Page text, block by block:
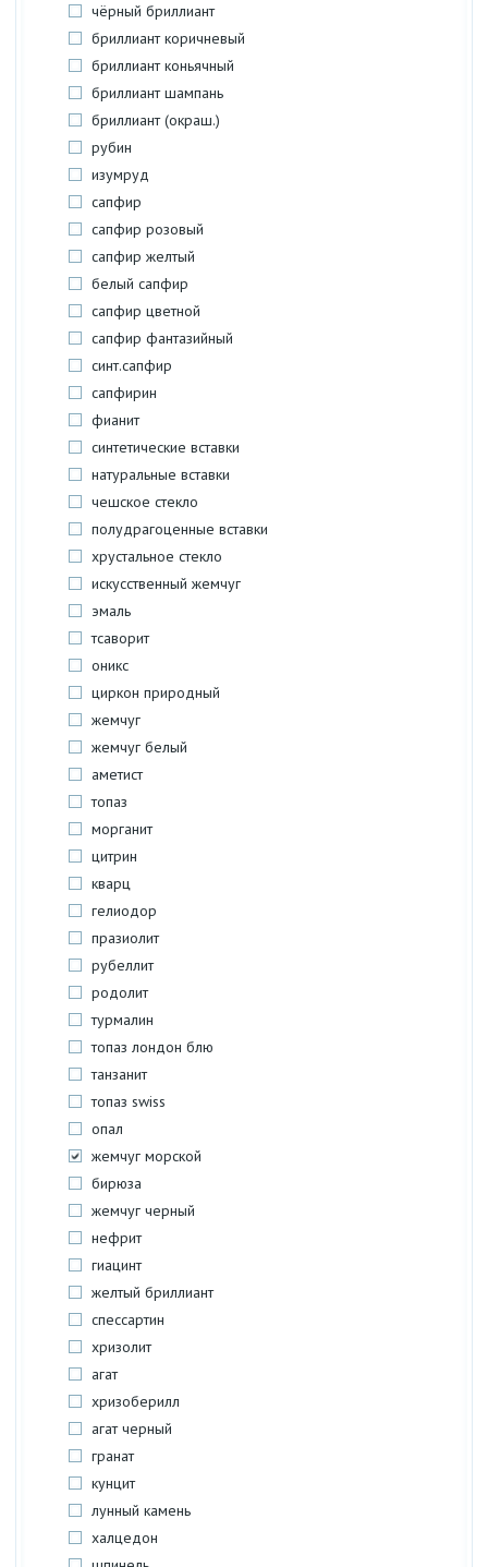
чёрный бриллиант
бриллиант коричневый
бриллиант коньячный
бриллиант шампань
бриллиант (окраш.)
рубин
изумруд
сапфир
сапфир розовый
сапфир желтый
белый сапфир
сапфир цветной
сапфир фантазийный
синт.сапфир
сапфирин
фианит
синтетические вставки
натуральные вставки
чешское стекло
полудрагоценные вставки
хрустальное стекло
искусственный жемчуг
эмаль
тсаворит
оникс
циркон природный
жемчуг
жемчуг белый
аметист
топаз
морганит
цитрин
кварц
гелиодор
празиолит
рубеллит
родолит
турмалин
топаз лондон блю
танзанит
топаз swiss
опал
жемчуг морской
бирюза
жемчуг черный
нефрит
гиацинт
желтый бриллиант
спессартин
хризолит
агат
хризоберилл
агат черный
гранат
кунцит
лунный камень
халцедон